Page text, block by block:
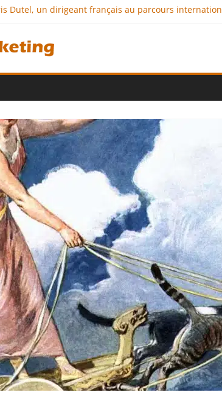
Dutel, un dirigeant français au parcours
Academy : l’excellence au service de l’indépendance
Bouclon : la diplomatie éducative comme moteur